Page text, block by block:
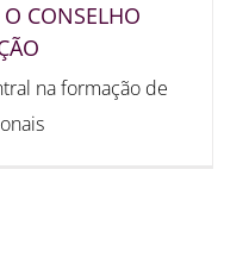
CONSELHO
na formação de